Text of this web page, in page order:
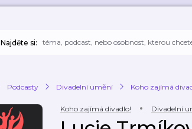
Najděte si:
Podcasty Divadelní umění Koho zajímá
Koho zajímá divadlo! Divadelní